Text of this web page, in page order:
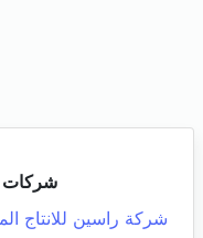
شركات
شركة راسين للانتاج